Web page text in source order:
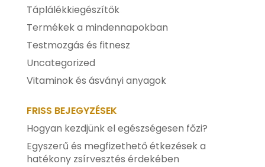
Táplálékkiegészítők
Termékek a mindennapokban
Testmozgás és fitnesz
Uncategorized
Vitaminok és ásványi anyagok
FRISS BEJEGYZÉSEK
Hogyan kezdjünk el egészségesen főzi?
Egyszerű és megfizethető étkezések a
hatékony zsírvesztés érdekében